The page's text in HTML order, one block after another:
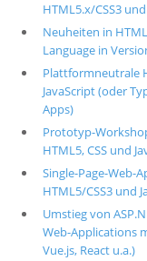
HTML5.x/CSS3
Neuheiten in
Language in
Plattformneutrale
JavaScript (oder
Apps)
Prototyp-
HTML5, CSS und
Single-Page-Web-
HTML5/CSS3 und
Umstieg von
Web-Applications
Vue.js, React u.a.)